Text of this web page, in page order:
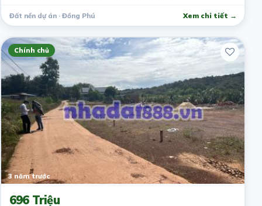
Đất nền dự án · Đồng Phú Xem chi tiết →
Chính chủ
3 năm trước
696 Triệu